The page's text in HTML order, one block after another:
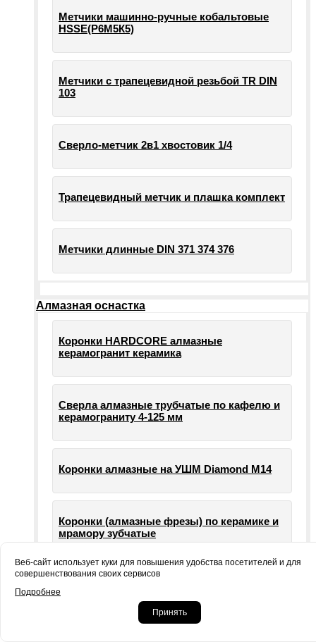
Метчики машинно-ручные кобальтовые
HSSE(Р6М5К5)
Метчики с трапецевидной резьбой TR DIN
103
Сверло-метчик 2в1 хвостовик 1/4
Трапецевидный метчик и плашка комплект
Метчики длинные DIN 371 374 376
Алмазная оснастка
Коронки HARDCORE алмазные
керамогранит керамика
Сверла алмазные трубчатые по кафелю и
керамограниту 4-125 мм
Коронки алмазные на УШМ Diamond М14
Коронки (алмазные фрезы) по керамике и
мрамору зубчатые
машин УШМ болгарки
Веб-сайт использует куки для повышения удобства посетителей и для
совершенствования своих сервисов
Подробнее
Принять